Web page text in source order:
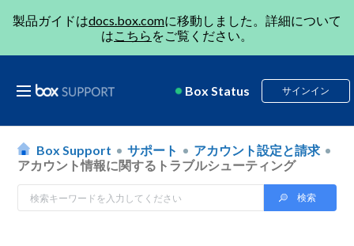
製品ガイドはdocs.box.comに移動しました。詳細について
はこちら をご覧ください。
Box Status サインイン
Box Support サポート
アカウント設定と請求
アカウント情報に関するトラブルシューティング